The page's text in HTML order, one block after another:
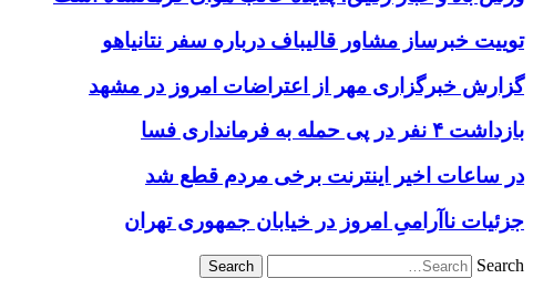
توییت خبرساز مشاور قالیباف درباره سفر نتانیاهو
گزارش خبرگزاری مهر از اعتراضات امروز در مشهد
بازداشت ۴ نفر در پی حمله به فرمانداری فسا
در ساعات اخیر اینترنت برخی مردم قطع شد
جزئیات ناآرامیِ امروز در خیابان جمهوری تهران
Search